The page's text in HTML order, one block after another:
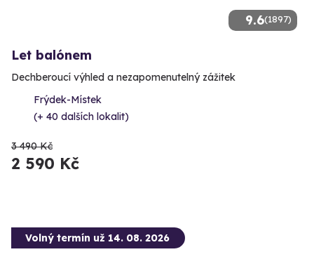
9.6(1897)
Let balónem
Dechberoucí výhled a nezapomenutelný zážitek
Frýdek-Místek
(+ 40 dalších lokalit)
3 490 Kč
2 590 Kč
Volný termín už 14. 08. 2026